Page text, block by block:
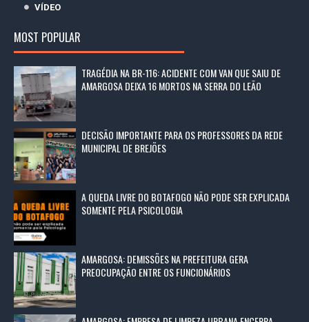
VÍDEO
MOST POPULAR
TRAGÉDIA NA BR-116: ACIDENTE COM VAN QUE SAIU DE
AMARGOSA DEIXA 16 MORTOS NA SERRA DO LEÃO
DECISÃO IMPORTANTE PARA OS PROFESSORES DA REDE
MUNICIPAL DE BREJÕES
A QUEDA LIVRE DO BOTAFOGO NÃO PODE SER EXPLICADA
SOMENTE PELA PSICOLOGIA
AMARGOSA: DEMISSÕES NA PREFEITURA GERA
PREOCUPAÇÃO ENTRE OS FUNCIONÁRIOS